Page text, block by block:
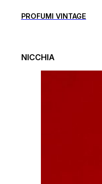
PROFUMI VINTAGE
NICCHIA